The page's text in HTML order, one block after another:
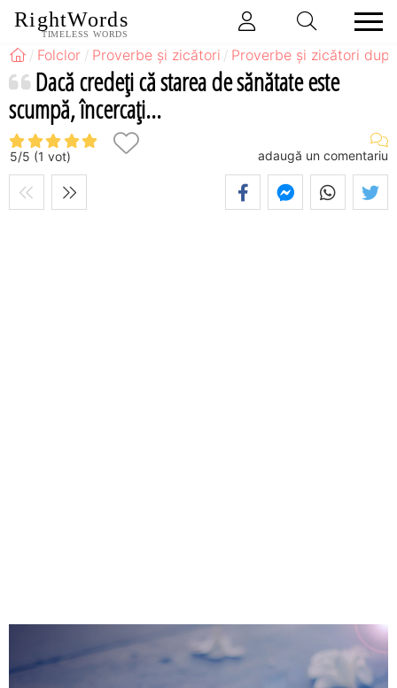
RightWords
TIMELESS WORDS
Folclor Proverbe și zicători Proverbe și zicători
Dacă credeți că starea de sănătate este
scumpă, încercați...
5/5 (1 vot) adaugă un comentariu